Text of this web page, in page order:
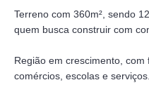
Terreno com 360m², sendo
quem busca construir com
Região em crescimento, com
comércios, escolas e serviços.